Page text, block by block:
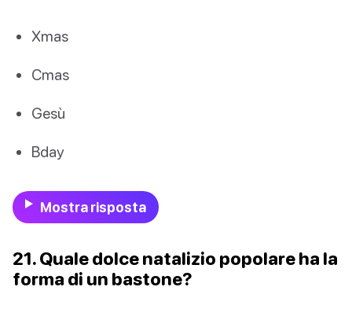
Xmas
Cmas
Gesù
Bday
Mostra risposta
21. Quale dolce natalizio popolare ha la
forma di un bastone?